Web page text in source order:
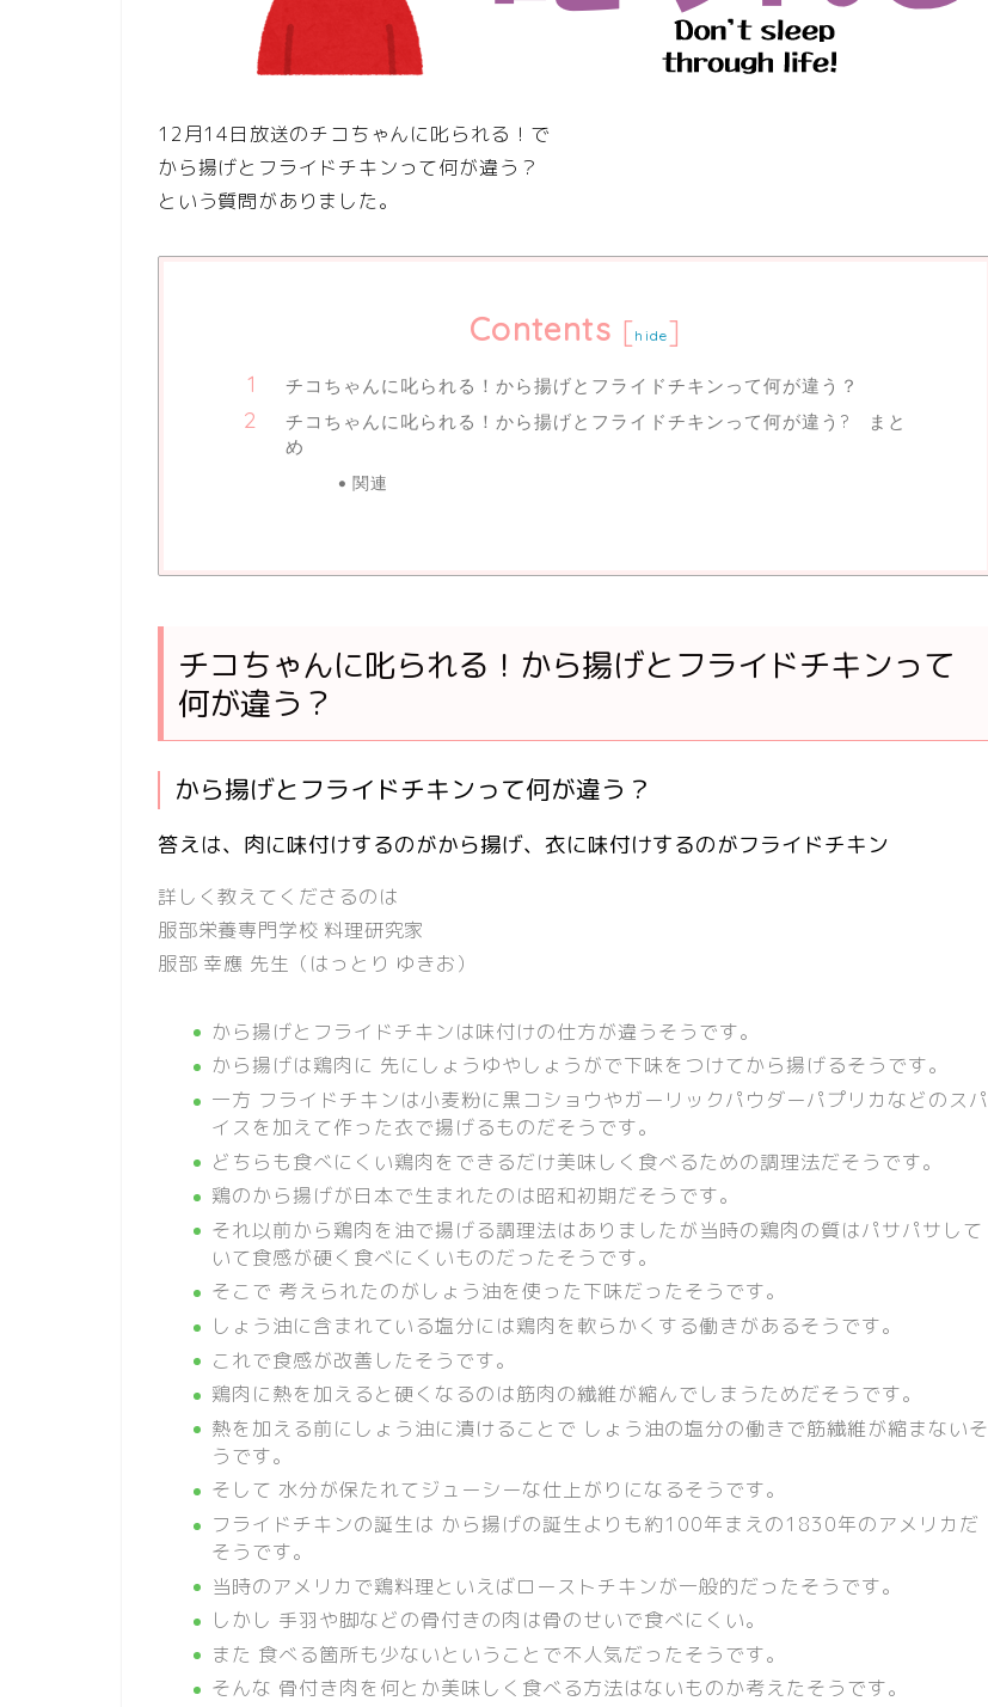
12月14日放送のチコちゃんに叱られる！で
から揚げとフライドチキンって何が違う？
という質問がありました。
Contents [hide]
チコちゃんに叱られる！から揚げとフライドチキンって何が違う？
チコちゃんに叱られる！から揚げとフライドチキンって何が違う? まと
め
関連
チコちゃんに叱られる！から揚げとフライドチキンって
何が違う？
から揚げとフライドチキンって何が違う？
答えは、肉に味付けするのがから揚げ、衣に味付けするのがフライドチキン
詳しく教えてくださるのは
服部栄養専門学校 料理研究家
服部 幸應 先生（はっとり ゆきお）
から揚げとフライドチキンは味付けの仕方が違うそうです。
から揚げは鶏肉に 先にしょうゆやしょうがで下味をつけてから揚げるそうです。
一方 フライドチキンは小麦粉に黒コショウやガーリックパウダーパプリカなどのスパ
イスを加えて作った衣で揚げるものだそうです。
どちらも食べにくい鶏肉をできるだけ美味しく食べるための調理法だそうです。
鶏のから揚げが日本で生まれたのは昭和初期だそうです。
それ以前から鶏肉を油で揚げる調理法はありましたが当時の鶏肉の質はパサパサして
いて食感が硬く食べにくいものだったそうです。
そこで 考えられたのがしょう油を使った下味だったそうです。
しょう油に含まれている塩分には鶏肉を軟らかくする働きがあるそうです。
これで食感が改善したそうです。
鶏肉に熱を加えると硬くなるのは筋肉の繊維が縮んでしまうためだそうです。
熱を加える前にしょう油に漬けることで しょう油の塩分の働きで筋繊維が縮まないそ
うです。
そして 水分が保たれてジューシーな仕上がりになるそうです。
フライドチキンの誕生は から揚げの誕生よりも約100年まえの1830年のアメリカだ
そうです。
当時のアメリカで鶏料理といえばローストチキンが一般的だったそうです。
しかし 手羽や脚などの骨付きの肉は骨のせいで食べにくい。
また 食べる箇所も少ないということで不人気だったそうです。
そんな 骨付き肉を何とか美味しく食べる方法はないものか考えたそうです。